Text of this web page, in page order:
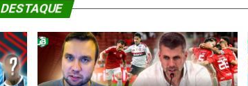
DESTAQUE